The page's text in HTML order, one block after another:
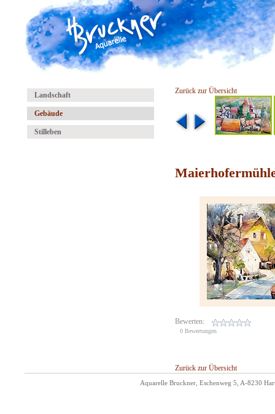
Landschaft
Gebäude
Stilleben
Zurück zur Übersicht
Bewerten:
0 Bewertungen
Zurück zur Übersicht
Aquarelle Bruckner, Eschenweg 5, A-8230